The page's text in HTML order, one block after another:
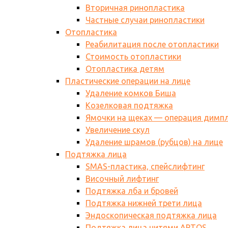
Вторичная ринопластика
Частные случаи ринопластики
Отопластика
Реабилитация после отопластики
Стоимость отопластики
Отопластика детям
Пластические операции на лице
Удаление комков Биша
Козелковая подтяжка
Ямочки на щеках — операция
Увеличение скул
Удаление шрамов (рубцов) на лице
Подтяжка лица
SMAS-пластика, спейслифтинг
Височный лифтинг
Подтяжка лба и бровей
Подтяжка нижней трети лица
Эндоскопическая подтяжка лица